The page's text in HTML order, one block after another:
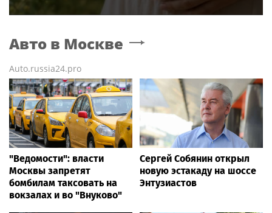
Авто в Москве
Auto.russia24.pro
"Ведомости": власти
Москвы запретят
бомбилам таксовать на
вокзалах и во "Внуково"
Сергей Собянин открыл
новую эстакаду на шоссе
Энтузиастов